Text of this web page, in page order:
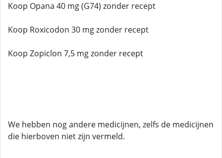
Koop Opana 40 mg (G74) zonder recept
Koop Roxicodon 30 mg zonder recept
Koop Zopiclon 7,5 mg zonder recept
We hebben nog andere medicijnen, zelfs de medicijnen
die hierboven niet zijn vermeld.